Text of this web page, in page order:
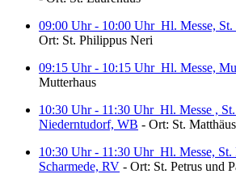
09:00 Uhr - 10:00 Uhr Hl. Messe,
Ort: St. Philippus Neri
09:15 Uhr - 10:15 Uhr Hl. Messe,
Mutterhaus
10:30 Uhr - 11:30 Uhr Hl. Messe ,
Niederntudorf, WB - Ort: St. Matthäus
10:30 Uhr - 11:30 Uhr Hl. Messe, St.
Scharmede, RV - Ort: St. Petrus und